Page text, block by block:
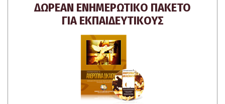
ΔΩΡΕΑΝ ΕΝΗΜΕΡΩΤΙΚΟ ΠΑΚΕΤΟ
ΓΙΑ ΕΚΠΑΙΔΕΥΤΙΚΟΥΣ